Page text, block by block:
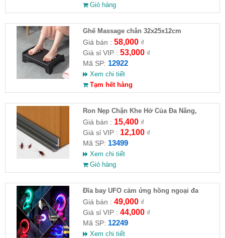
Giỏ hàng
Ghế Massage chân 32x25x12cm
Giá bán : 58,000₫
Giá sỉ VIP : 53,000₫
Mã SP: 12922
Xem chi tiết
Tạm hết hàng
Ron Nẹp Chặn Khe Hở Của Đa Năng,
Chống Côn Trùng( HĐ )
Giá bán : 15,400₫
Giá sỉ VIP : 12,100₫
Mã SP: 13499
Xem chi tiết
Giỏ hàng
Đĩa bay UFO cảm ứng hồng ngoại đa
chiều tự động bay về
Giá bán : 49,000₫
Giá sỉ VIP : 44,000₫
Mã SP: 12249
Xem chi tiết